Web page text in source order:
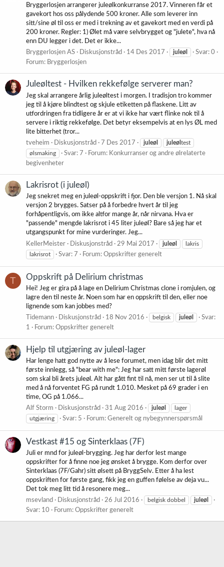
Bryggerlosjen arrangerer juleølkonkurranse 2017. Vinneren får et
gavekort hos oss pålydende 500 kroner. Alle som leverer inn
sitt/sine øl til oss er med i trekning av et gavekort med en verdi på
200 kroner. Regler: 1) Ølet må være selvbrygget og "julete", hva nå
enn DU legger i det. Det er ikke...
Bryggerlosjen AS
Diskusjonstråd 14 Des 2017 juleøl
Svar: 0
Forum: Bryggerlosjen
Juleøltest - Hvilken rekkefølge serverer man?
Jeg skal arrangere årlig juleøltest i morgen. I tradisjon tro kommer
jeg til å kjøre blindtest og skjule etiketten på flaskene. Litt av
utfordringen fra tidligere år er at vi ikke har vært flinke nok til å
servere i riktig rekkefølge. Det betyr eksempelvis at en lys ØL med
lite bitterhet (tror...
tveheim
Diskusjonstråd 7 Des 2017 juleøl juleøl test
ølsmaking
Svar: 7 Forum: Konkurranser og andre ølrelaterte
begivenheter
Lakrisrot (i juleøl)
Jeg snekret meg en juleøl-oppskrift i fjor. Den ble versjon 1. Nå skal
versjon 2 brygges. Satser på å forbedre hvert år til jeg
forhåpentligvis, om ikke altfor mange år, når nirvana. Hva er
"passende" mengde lakrisrot i 45 liter juleøl? Bare så jeg har et
utgangspunkt for mine vurderinger. Jeg...
KellerMeister
Diskusjonstråd 29 Mai 2017 juleøl
lakris
lakrisrot
Svar: 7 Forum: Oppskrifter generelt
T Oppskrift på Delirium christmas
Hei! Jeg er gira på å lage en Delirium Christmas clone i romjulen, og
lagre den til neste år. Noen som har en oppskrift til den, eller noe
lignende som kan jobbes med?
Tidemann
Diskusjonstråd 18 Nov 2016 belgisk juleøl
Svar:
1
Forum: Oppskrifter generelt
Hjelp til utgjæring av juleøl-lager
Har lenge hatt god nytte av å lese forumet, men idag blir det mitt
første innlegg, så "bear with me": Jeg har satt mitt første lagerøl
som skal bli årets juleøl. Alt har gått fint til nå, men ser ut til å slite
med å nå forventet FG på rundt 1.010. Mesket på 69 grader i en
time, OG på 1.066...
Alf Storm
Diskusjonstråd 31 Aug 2016 juleøl
lager
utgjæring
Svar: 5 Forum: Generelt og nybegynnerspørsmål
Vestkast #15 og Sinterklaas (7F)
Juli er mnd for juleøl-brygging. Jeg har derfor lest mange
oppskrifter for å finne noe jeg ønsket å brygge. Kom derfor over
Sinterklaas (7F/Gahr) sitt ølsett på BryggSelv. Etter å ha lest
oppskriften for første gang, fikk jeg en guffen følelse av deja vu...
Det tok meg litt tid å resonere meg...
msevland
Diskusjonstråd 26 Jul 2016 belgisk dobbel juleøl
Svar: 10 Forum: Oppskrifter generelt